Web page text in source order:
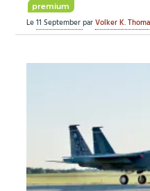
premium
Le11 SeptemberparVolker K.